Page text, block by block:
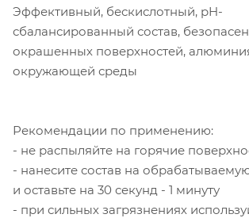
Эффективный, бескислотный, pH-
сбалансированный состав,
окрашенных поверхностей,
окружающей среды
Рекомендации по применению:
- не распыляйте на горячие
- нанесите состав на
и оставьте на 30 секунд - 1 минуту
- при сильных загрязнениях